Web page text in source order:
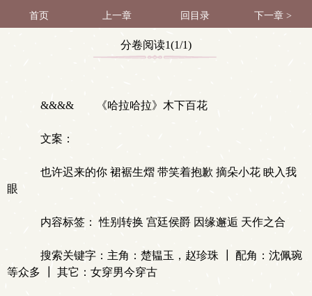
首页 上一章 回目录 下一章 >
分卷阅读1(1/1)
&&&& 《哈拉哈拉》木下百花
文案：
也许迟来的你 裙裾生熠 带笑着抱歉 摘朵小花 眏入我
眼
内容标签： 性别转换 宫廷侯爵 因缘邂逅 天作之合
搜索关键字：主角：楚韫玉，赵珍珠 ┃ 配角：沈佩琬
等众多 ┃ 其它：女穿男今穿古